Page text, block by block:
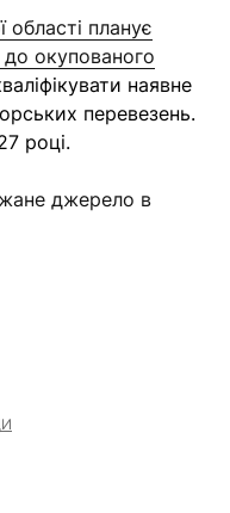
області планує
окупованого
наявне
перевезень.
році.
джерело в